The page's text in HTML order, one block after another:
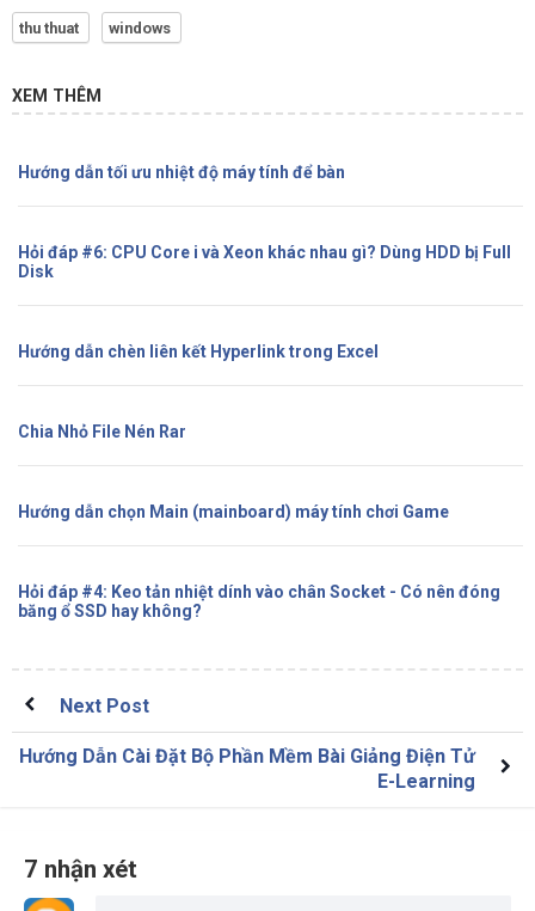
thu thuat windows
XEM THÊM
Hướng dẫn tối ưu nhiệt độ máy tính để bàn
Hỏi đáp #6: CPU Core i và Xeon khác nhau gì? Dùng HDD bị Full
Disk
Hướng dẫn chèn liên kết Hyperlink trong Excel
Chia Nhỏ File Nén Rar
Hướng dẫn chọn Main (mainboard) máy tính chơi Game
Hỏi đáp #4: Keo tản nhiệt dính vào chân Socket - Có nên đóng
băng ổ SSD hay không?
Next Post
Hướng Dẫn Cài Đặt Bộ Phần Mềm Bài Giảng Điện Tử
E-Learning
7 nhận xét